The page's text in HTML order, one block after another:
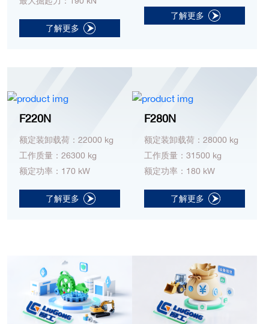
了解更多
了解更多
F220N
额定装卸载荷：22000 kg
工作质量：26300 kg
额定功率：170 kW
了解更多
F280N
额定装卸载荷：28000 kg
工作质量：31500 kg
额定功率：180 kW
了解更多